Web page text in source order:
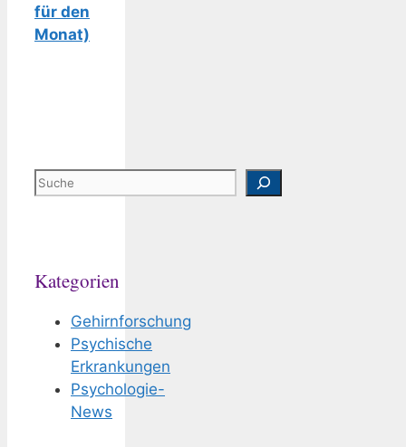
für den
Monat)
Suchen
Kategorien
Gehirnforschung
Psychische
Erkrankungen
Psychologie-
News